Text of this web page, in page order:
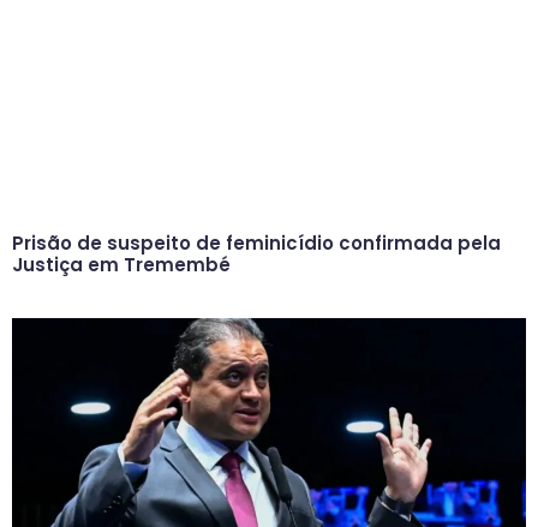
Prisão de suspeito de feminicídio confirmada pela
Justiça em Tremembé